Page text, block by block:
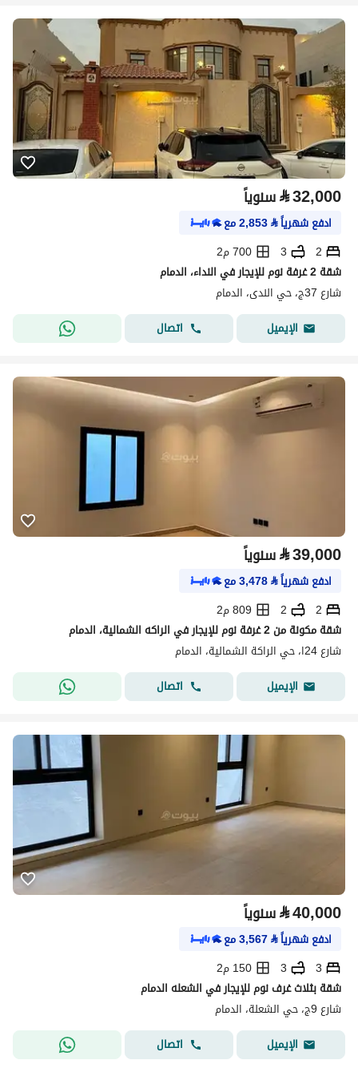
⃁32,000 سنوياً
ادفع شهرياً⃁
2,853مع
2
3
700 م2
شقة 2 غرفة نوم للإيجار في النداء، الدمام
شارع 37ج، حي الندى، الدمام
الإيميل
اتصال
⃁39,000 سنوياً
ادفع شهرياً⃁
3,478مع
2
2
809 م2
شقة مكونة من 2 غرفة نوم للإيجار في الراكه الشمالية، الدمام
شارع 24ا، حي الراكة الشمالية، الدمام
الإيميل
اتصال
⃁40,000 سنوياً
ادفع شهرياً⃁
3,567مع
3
3
150 م2
شقة بثلاث غرف نوم للإيجار في الشعله الدمام
شارع 9ج، حي الشعلة، الدمام
الإيميل
اتصال